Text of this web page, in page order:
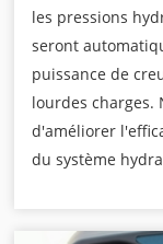
les pressions
seront
puissance de
lourdes charges.
d'améliorer
du système